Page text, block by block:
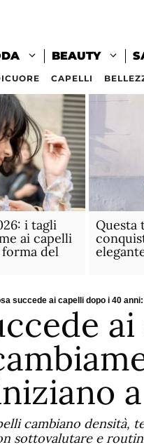
BEAUTY
CAPELLI
i tagli
ai capelli
del
Questa
succede ai capelli dopo i 40
cambiano densità,
sottovalutare e